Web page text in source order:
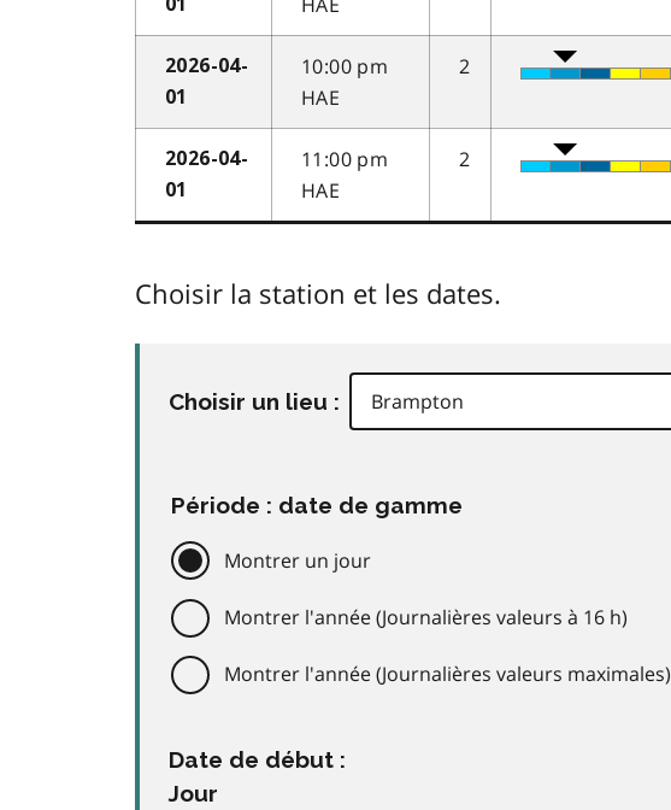
01
2026-04-
01
10:00 pm
HAE
2
2026-04-
01
11:00 pm
HAE
2
Choisir la station et les dates.
Choisir un lieu :
Période : date de gamme
Montrer un jour
Montrer l'année (Journalières valeurs à 16 h)
Montrer l'année (Journalières valeurs maximales)
Date de début :
Jour